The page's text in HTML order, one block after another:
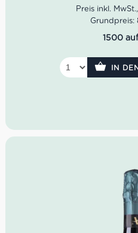
Prosecco Frizzante online
Leichtigkeit und typische
Grundpreis:
1500
IN